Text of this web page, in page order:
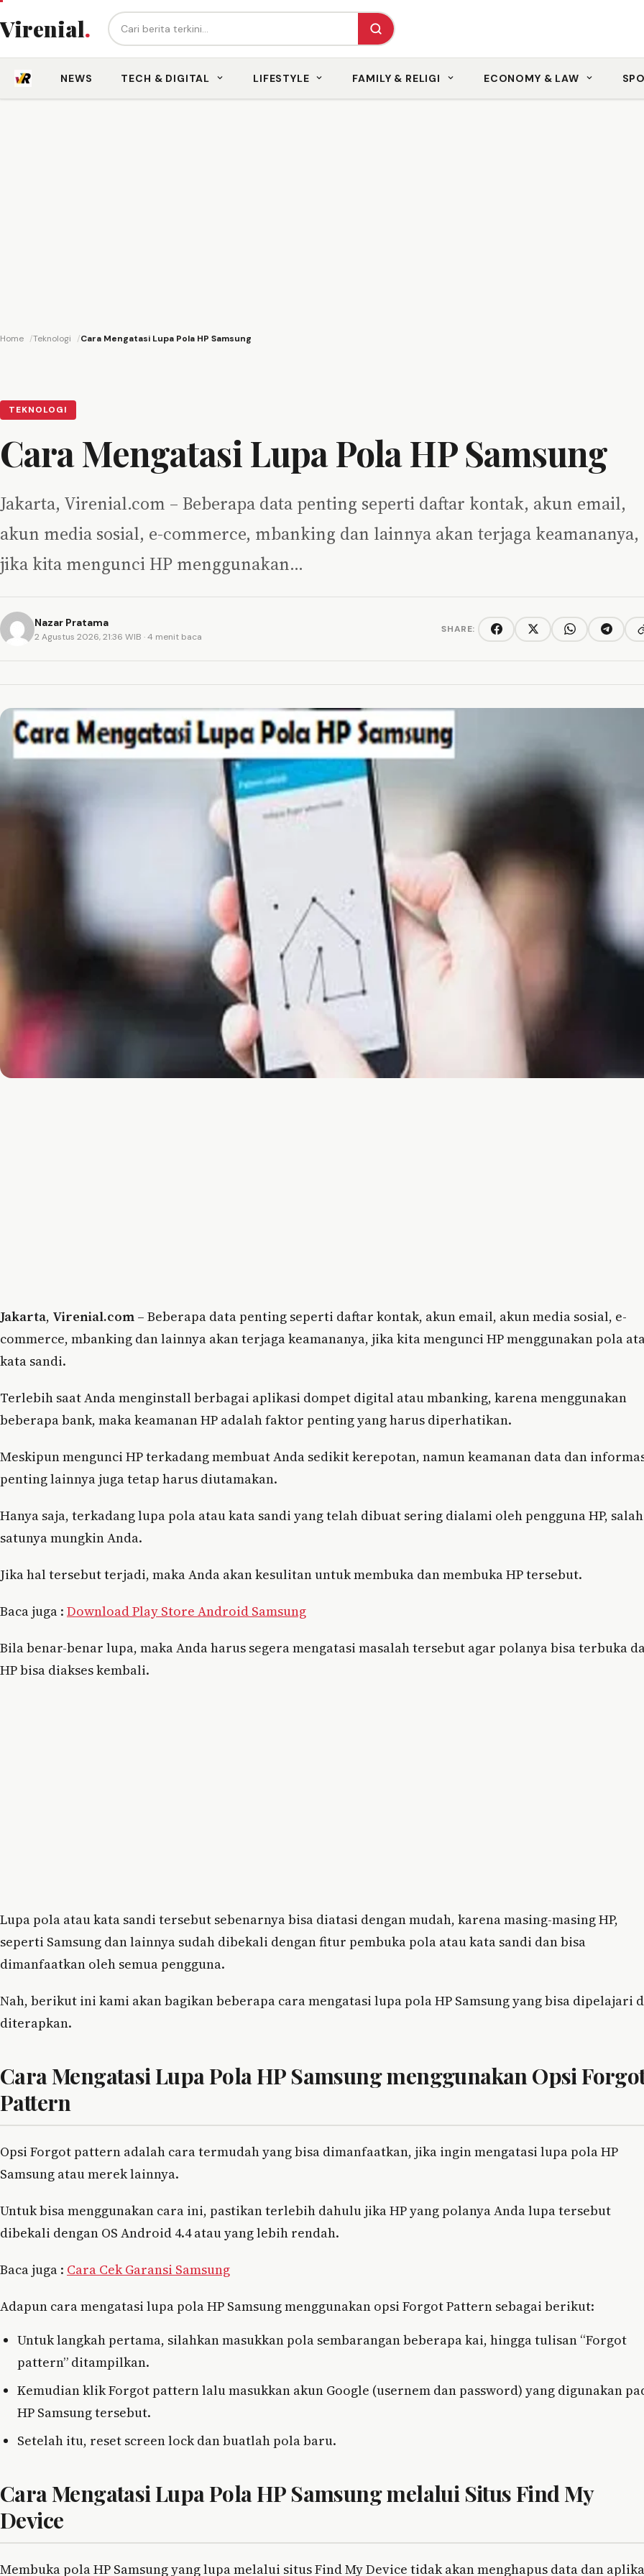
Virenial. Cari berita...
NEWS TECH & DIGITAL LIFESTYLE FAMILY & RELIGI ECONOMY & LAW
Home Teknologi Cara Mengatasi Lupa Pola HP Samsung
TEKNOLOGI
Cara Mengatasi Lupa Pola HP Samsung
Jakarta, Virenial.com – Beberapa data penting seperti daftar kontak, akun email,
akun media sosial, e-commerce, mbanking dan lainnya akan terjaga keamananya,
jika kita mengunci HP menggunakan…
Nazar Pratama
2 Agustus 2026, 21:36 WIB · 4 menit baca
SHARE: FacebookTwitter/XWhatsAppTelegram
Jakarta, Virenial.com – Beberapa data penting seperti daftar kontak, akun email, akun media sosial, e-
commerce, mbanking dan lainnya akan terjaga keamananya, jika kita mengunci HP menggunakan pola
kata sandi.
Terlebih saat Anda menginstall berbagai aplikasi dompet digital atau mbanking, karena menggunakan
beberapa bank, maka keamanan HP adalah faktor penting yang harus diperhatikan.
Meskipun mengunci HP terkadang membuat Anda sedikit kerepotan, namun keamanan data dan
penting lainnya juga tetap harus diutamakan.
Hanya saja, terkadang lupa pola atau kata sandi yang telah dibuat sering dialami oleh pengguna HP, salah
satunya mungkin Anda.
Jika hal tersebut terjadi, maka Anda akan kesulitan untuk membuka dan membuka HP tersebut.
Baca juga : Download Play Store Android Samsung
Bila benar-benar lupa, maka Anda harus segera mengatasi masalah tersebut agar polanya bisa terbuka
HP bisa diakses kembali.
Lupa pola atau kata sandi tersebut sebenarnya bisa diatasi dengan mudah, karena masing-masing HP,
seperti Samsung dan lainnya sudah dibekali dengan fitur pembuka pola atau kata sandi dan bisa
dimanfaatkan oleh semua pengguna.
Nah, berikut ini kami akan bagikan beberapa cara mengatasi lupa pola HP Samsung yang bisa dipelajari
diterapkan.
Cara Mengatasi Lupa Pola HP Samsung menggunakan Opsi
Pattern
Opsi Forgot pattern adalah cara termudah yang bisa dimanfaatkan, jika ingin mengatasi lupa pola HP
Samsung atau merek lainnya.
Untuk bisa menggunakan cara ini, pastikan terlebih dahulu jika HP yang polanya Anda lupa tersebut
dibekali dengan OS Android 4.4 atau yang lebih rendah.
Baca juga : Cara Cek Garansi Samsung
Adapun cara mengatasi lupa pola HP Samsung menggunakan opsi Forgot Pattern sebagai berikut:
Untuk langkah pertama, silahkan masukkan pola sembarangan beberapa kai, hingga tulisan “Forgot
pattern” ditampilkan.
Kemudian klik Forgot pattern lalu masukkan akun Google (usernem dan password) yang digunakan
HP Samsung tersebut.
Setelah itu, reset screen lock dan buatlah pola baru.
Cara Mengatasi Lupa Pola HP Samsung melalui Situs Find My
Device
Membuka pola HP Samsung yang lupa melalui situs Find My Device tidak akan menghapus data dan